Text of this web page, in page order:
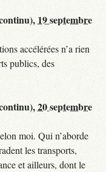
19 septembre
accélérées n’a rien
publics, des
20 septembre
moi. Qui n’aborde
les transports,
et ailleurs, dont le